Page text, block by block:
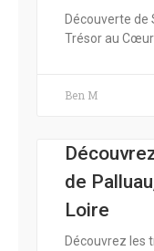
Découverte de
Trésor au
Ben M
de
Loire
Découvrez les